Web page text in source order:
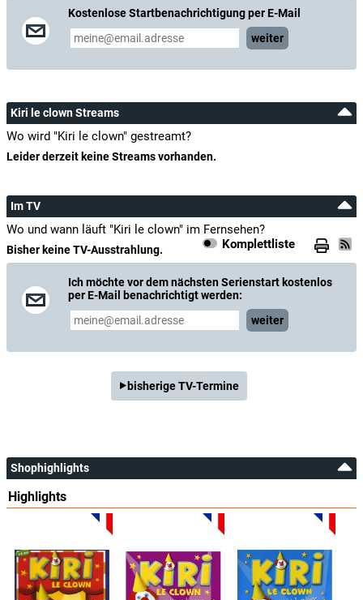
Kostenlose Startbenachrichtigung per E-Mail
weiter
Kiri le clown Streams
Wo wird "Kiri le clown" gestreamt?
Leider derzeit keine Streams vorhanden.
Im TV
Wo und wann läuft "Kiri le clown" im Fernsehen?
Komplettliste
Bisher keine TV-Ausstrahlung.
Ich möchte vor dem nächsten Serienstart kostenlos
per E-Mail benachrichtigt werden:
weiter
bisherige TV-Termine
Shophighlights
Highlights